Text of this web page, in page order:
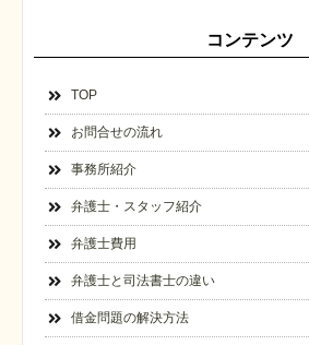
コンテンツ
TOP
お問合せの流れ
事務所紹介
弁護士・スタッフ紹介
弁護士費用
弁護士と司法書士の違い
借金問題の解決方法